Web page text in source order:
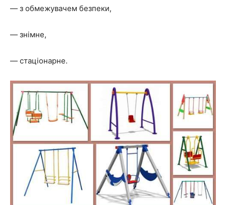
— з обмежувачем безпеки,
— знімне,
— стаціонарне.